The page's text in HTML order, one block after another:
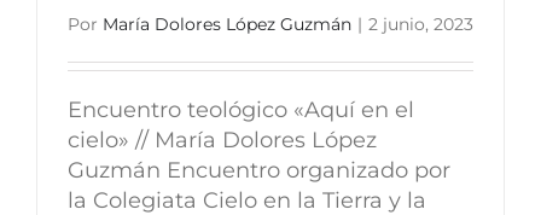
Por María Dolores López Guzmán | 2 junio, 2023
Encuentro teológico «Aquí en el
cielo» // María Dolores López
Guzmán Encuentro organizado por
la Colegiata Cielo en la Tierra y la